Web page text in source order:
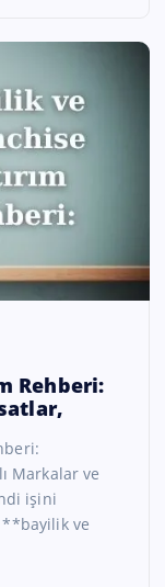
Rehberi:
Markalar ve
işini
**bayilik ve